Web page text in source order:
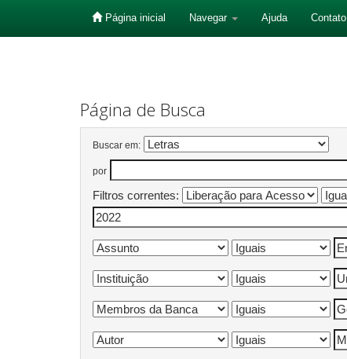
Página inicial Navegar Ajuda Contato
Página de Busca
Buscar em:
por
Filtros correntes: